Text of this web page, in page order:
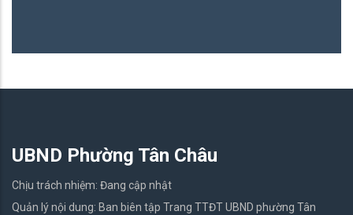
UBND Phường Tân Châu
Chịu trách nhiệm: Đang cập nhật
Quản lý nội dung: Ban biên tập Trang TTĐT UBND phường Tân